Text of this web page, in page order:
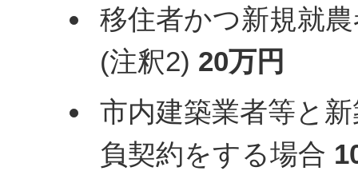
移住者かつ新規就
(注釈2) 20万円
市内建築業者等と
負契約をする場合